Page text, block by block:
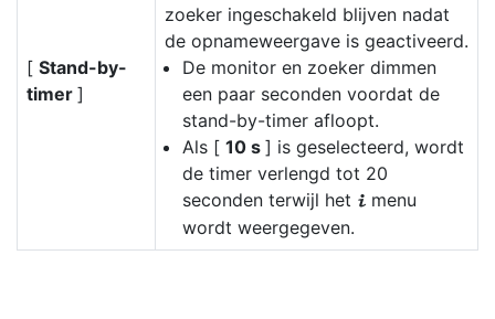
[ Stand-by-
timer ]
zoeker ingeschakeld blijven nadat
de opnameweergave is geactiveerd.
De monitor en zoeker dimmen
een paar seconden voordat de
stand-by-timer afloopt.
Als [ 10 s ] is geselecteerd, wordt
de timer verlengd tot 20
seconden terwijl het i menu
wordt weergegeven.